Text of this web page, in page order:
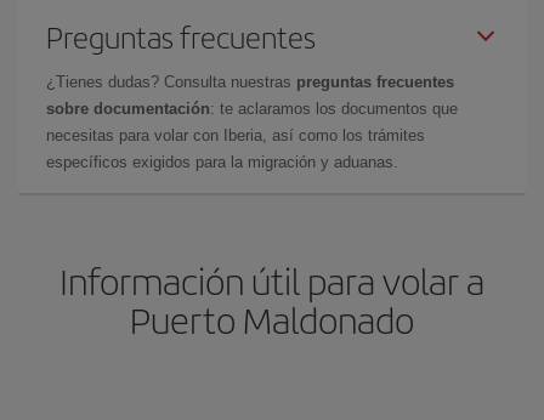
Preguntas frecuentes
¿Tienes dudas? Consulta nuestras preguntas frecuentes
sobre documentación: te aclaramos los documentos que
necesitas para volar con Iberia, así como los trámites
específicos exigidos para la migración y aduanas.
Información útil para volar a
Puerto Maldonado